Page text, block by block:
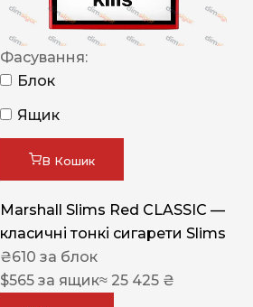
Italian Blend 821
OSCAR
Cigaronne
Фасування:
Блок
Ящик
В Кошик
Marshall Slims Red CLASSIC —
класичні тонкі сигарети Slims
₴610 за блок
$565 за ящик≈ 25 425 ₴